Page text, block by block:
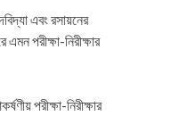
এবং রসায়নের
পরীক্ষা-নিরীক্ষার
পরীক্ষা-নিরীক্ষার